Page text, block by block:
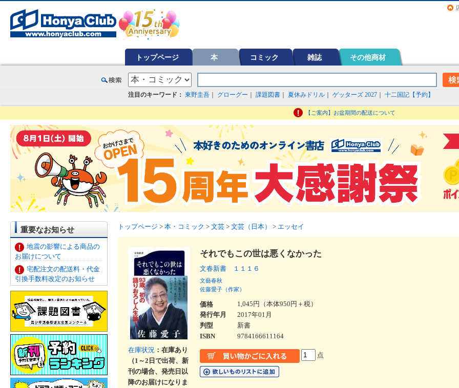
トップページ 本 コミック 雑誌 その他商材
注目のキーワード： 東野圭吾 グローグー 課題図書 夏休みドリル ゲッターズ 2027 十二国記【予約】
【ご案内】お盆期間の配送について
重要なお知らせ
地震の影響による商品の
お届けについて
宅配注文の配送料・代金
引換手数料改定のお知らせ
トップページ > 本・コミック > 文芸 > 文芸（日本） > エッセイ
在庫状況 ：在庫あり
（1～2日で出荷、新
刊の場合、発売日以
降のお届けになりま
それでもこの世は悪くなかった
文春新書 １１１６
文藝春秋
佐藤愛子（作家）
価格
1,045円（本体950円＋税）
発行年月
2017年01月
判型
新書
ISBN
9784166611164
点